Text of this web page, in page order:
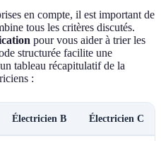
en compte, il est important de
tous les critères discutés.
pour vous aider à trier les
structurée facilite une
tableau récapitulatif de la
:
Électricien B Électricien C